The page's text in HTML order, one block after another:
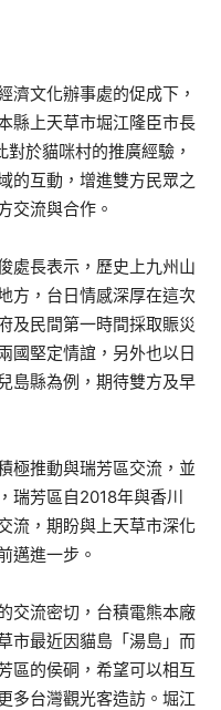
濟文化辦事處的促成下，
縣上天草市堀江隆臣市長
於貓咪村的推廣經驗，
的互動，增進雙方民眾之
交流與合作。
處長表示，歷史上九州山
方，台日情感深厚在這次
及民間第一時間採取賑災
國堅定情誼，另外也以日
島縣為例，期待雙方及早
極推動與瑞芳區交流，並
瑞芳區自2018年與香川
流，期盼與上天草市深化
邁進一步。
交流密切，台積電熊本廠
市最近因貓島「湯島」而
區的侯硐，希望可以相互
多台灣觀光客造訪。堀江